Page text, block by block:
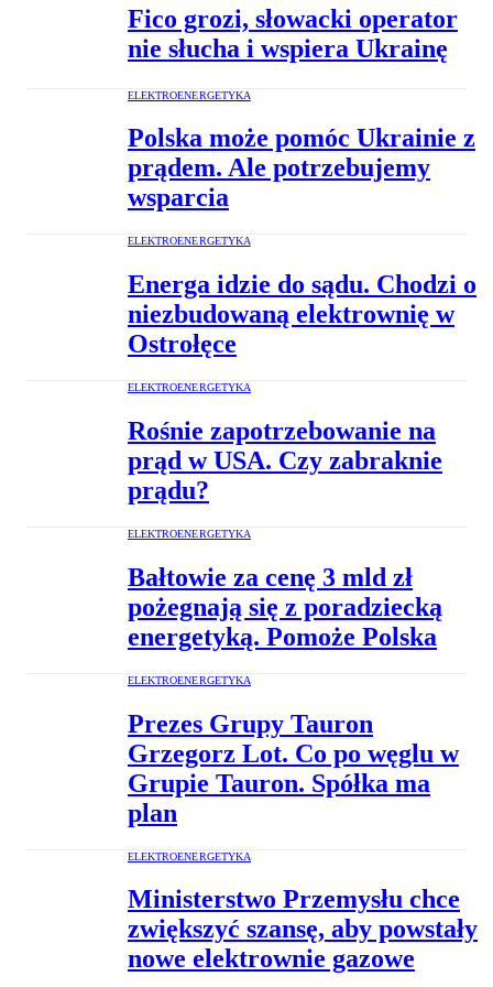
Fico grozi, słowacki operator
nie słucha i wspiera Ukrainę
ELEKTROENERGETYKA
Polska może pomóc Ukrainie z
prądem. Ale potrzebujemy
wsparcia
ELEKTROENERGETYKA
Energa idzie do sądu. Chodzi o
niezbudowaną elektrownię w
Ostrołęce
ELEKTROENERGETYKA
Rośnie zapotrzebowanie na
prąd w USA. Czy zabraknie
prądu?
ELEKTROENERGETYKA
Bałtowie za cenę 3 mld zł
pożegnają się z poradziecką
energetyką. Pomoże Polska
ELEKTROENERGETYKA
Prezes Grupy Tauron
Grzegorz Lot. Co po węglu w
Grupie Tauron. Spółka ma
plan
ELEKTROENERGETYKA
Ministerstwo Przemysłu chce
zwiększyć szansę, aby powstały
nowe elektrownie gazowe